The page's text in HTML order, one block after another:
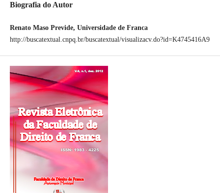
Biografia do Autor
Renato Maso Previde, Universidade de Franca
http://buscatextual.cnpq.br/buscatextual/visualizacv.do?id=K4745416A9